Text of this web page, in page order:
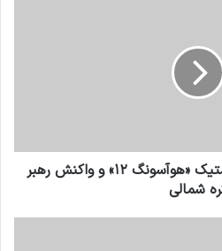
تصاویر: شلیک موشک بالستیک «هوآسونگ ۱۲» و واکنش رهبر
شمالی